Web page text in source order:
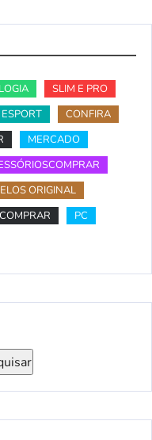
SLIM E PRO
ESPORT
CONFIRA
MERCADO
ORIGINAL
PC